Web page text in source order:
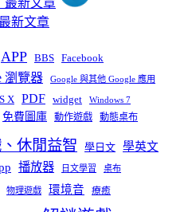
APP BBS Facebook
瀏覽器 Google 與其他 Google 應用
X PDF widget Windows 7
免費圖庫 動作遊戲 動態桌布
休閒益智 學日文 學英文
播放器 日文學習 桌布
物理遊戲 環境音 療癒